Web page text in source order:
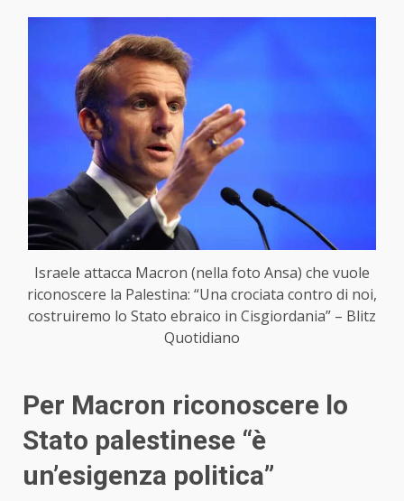
Israele attacca Macron (nella foto Ansa) che vuole
riconoscere la Palestina: “Una crociata contro di noi,
costruiremo lo Stato ebraico in Cisgiordania” – Blitz
Quotidiano
Per Macron riconoscere lo
Stato palestinese “è
un’esigenza politica”